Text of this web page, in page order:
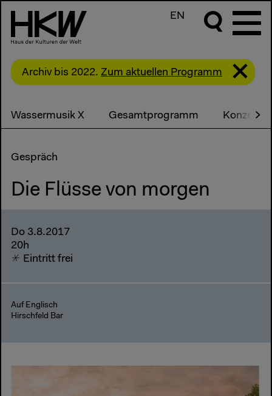
EN
Archiv bis 2022. Zum aktuellen Programm
Wassermusik X Gesamtprogramm Konzerte
Gespräch
Die Flüsse von morgen
Do 3.8.2017
20h
Eintritt frei
Auf Englisch
Hirschfeld Bar